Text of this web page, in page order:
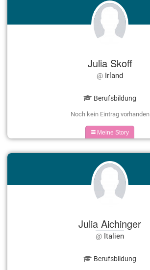
Julia Skoff
Irland
Berufsbildung
Noch kein Eintrag vorhanden
Meine Story
Julia Aichinger
Italien
Berufsbildung